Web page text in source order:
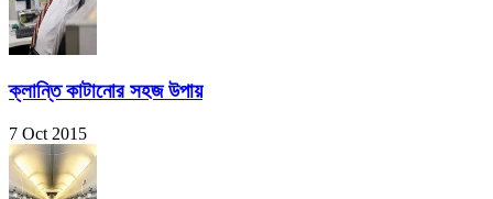
ক্লান্তি কাটানোর সহজ উপায়
7 Oct 2015